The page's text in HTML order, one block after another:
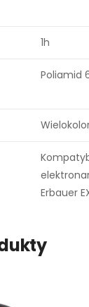
1h
Poliamid
Erbauer